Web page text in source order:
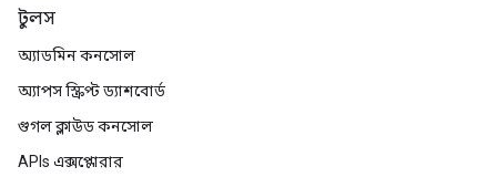
টুলস
অ্যাডমিন কনসোল
অ্যাপস স্ক্রিপ্ট ড্যাশবোর্ড
গুগল ক্লাউড কনসোল
APIs এক্সপ্লোরার